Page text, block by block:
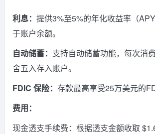
利息： 提供3%至5%的年化收益率（
于账户余额。
自动储蓄： 支持自动储蓄功能，每次消
舍五入存入账户。
FDIC 保险： 存款最高享受25万美元的
费用：
现金透支手续费：根据透支金额收取